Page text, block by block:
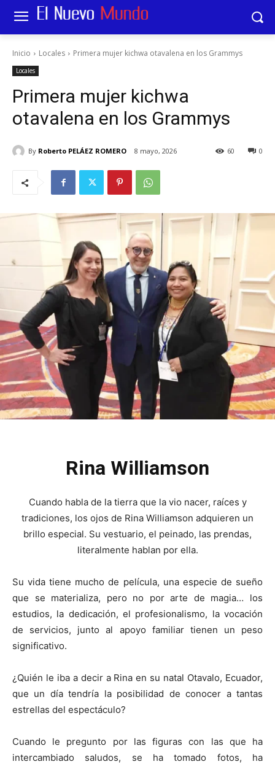
Inicio Locales Primera mujer kichwa otavalena en los Grammys
Locales
Primera mujer kichwa
otavalena en los Grammys
By Roberto PELÁEZ ROMERO 8 mayo, 2026 0
60
Rina Williamson
Cuando habla de la tierra que la vio nacer, raíces y
tradiciones, los ojos de Rina Williamson adquieren un
brillo especial. Su vestuario, el peinado, las prendas,
literalmente hablan por ella.
Su vida tiene mucho de película, una especie de sueño
que se materializa, pero no por arte de magia… los
estudios, la dedicación, el profesionalismo, la vocación
de servicios, junto al apoyo familiar tienen un peso
significativo.
¿Quién le iba a decir a Rina en su natal Otavalo, Ecuador,
que un día tendría la posibilidad de conocer a tantas
estrellas del espectáculo?
Cuando le pregunto por las figuras con las que ha
intercambiado saludos, se ha tomado fotos, ha